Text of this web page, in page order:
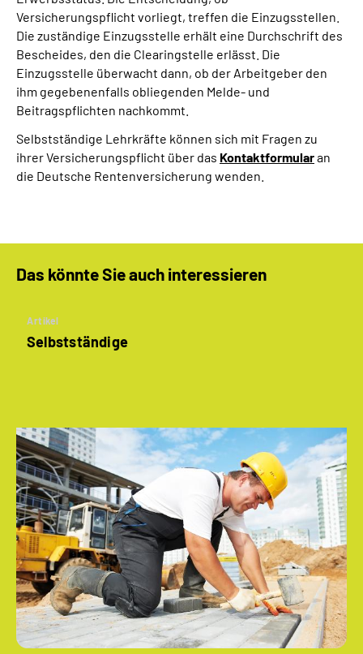
Versicherungspflicht vorliegt, treffen die Einzugsstellen.
Die zuständige Einzugsstelle erhält eine Durchschrift des
Bescheides, den die Clearingstelle erlässt. Die
Einzugsstelle überwacht dann, ob der Arbeitgeber den
ihm gegebenenfalls obliegenden Melde- und
Beitragspflichten nachkommt.
Selbstständige Lehrkräfte können sich mit Fragen zu
ihrer Versicherungspflicht über das Kontaktformularan
die Deutsche Rentenversicherung wenden.
Das könnte Sie auch interessieren
Artikel
Selbstständige